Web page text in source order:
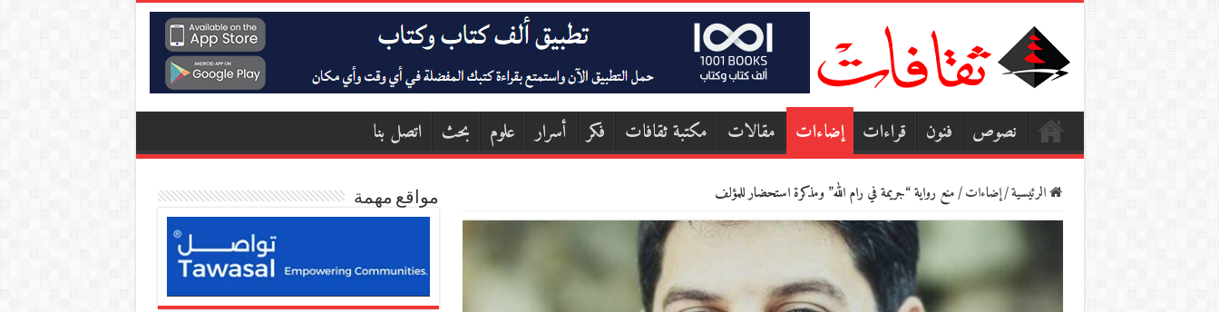
نصوص فنون قراءات إضاءات مقالات مكتبة ثقافات فكر أسرار علوم بحث اتصل بنا
الرئيسية/إضاءات/منع رواية “جريمة في رام الله” ومذكرة استحضار للمؤلف مواقع مهمة